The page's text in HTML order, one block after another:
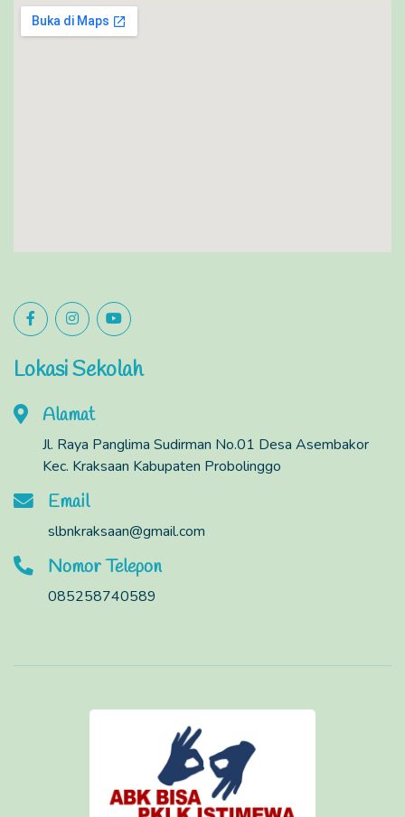
Lokasi Sekolah
Alamat
Jl. Raya Panglima Sudirman No.01 Desa Asembakor
Kec. Kraksaan Kabupaten Probolinggo
Email
slbnkraksaan@gmail.com
Nomor Telepon
085258740589